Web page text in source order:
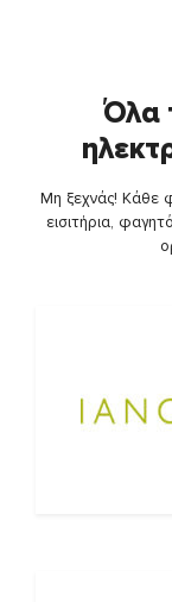
Όλα
Μη ξεχνάς! Κάθε
εισιτήρια,